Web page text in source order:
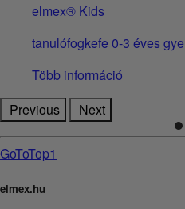
elmex® Kids
tanulófogkefe 0-3 éves
Több információ
Previous
Next
GoToTop1
elmex.hu